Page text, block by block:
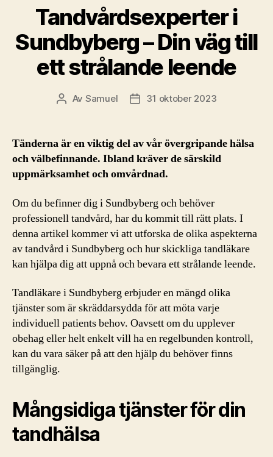
Tandvårdsexperter i
Sundbyberg – Din väg till
ett strålande leende
Inläggsförfattare
Av Samuel Inläggsdatum
31 oktober 2023
Tänderna är en viktig del av vår övergripande hälsa
och välbefinnande. Ibland kräver de särskild
uppmärksamhet och omvårdnad.
Om du befinner dig i Sundbyberg och behöver
professionell tandvård, har du kommit till rätt plats. I
denna artikel kommer vi att utforska de olika aspekterna
av tandvård i Sundbyberg och hur skickliga tandläkare
kan hjälpa dig att uppnå och bevara ett strålande leende.
Tandläkare i Sundbyberg erbjuder en mängd olika
tjänster som är skräddarsydda för att möta varje
individuell patients behov. Oavsett om du upplever
obehag eller helt enkelt vill ha en regelbunden kontroll,
kan du vara säker på att den hjälp du behöver finns
tillgänglig.
Mångsidiga tjänster för din
tandhälsa